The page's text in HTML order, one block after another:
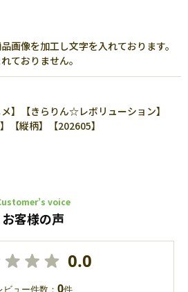
画像を加工し文字を入れております。
ておりません。
】【きらりん☆レボリューション】
【縦柄】【202605】
voice
お客様の声
0.0
ビュー件数： 0件